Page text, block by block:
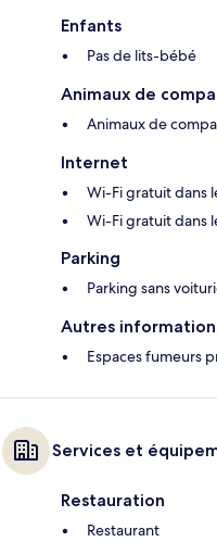
Enfants
Pas de lits-bébé
Animaux de
Animaux de
Internet
Wi-Fi gratuit dans
Wi-Fi gratuit dans
Parking
Parking sans
Autres
Espaces fumeurs
Services et
Restauration
Restaurant